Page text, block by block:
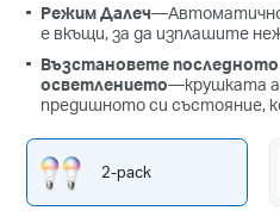
Режим Далеч—
е вкъщи, за да изплашите
Възстановете
осветлението—крушката
предишното си състояние,
2-pack